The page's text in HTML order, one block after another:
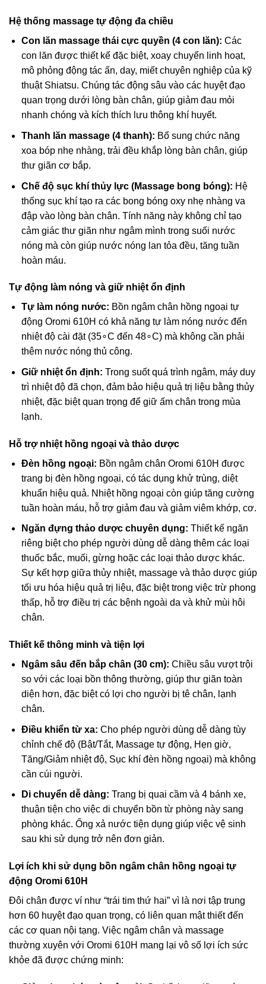
Hệ thống massage tự động đa chiều
Con lăn massage thái cực quyền (4 con lăn): Các
con lăn được thiết kế đặc biệt, xoay chuyển linh hoạt,
mô phỏng động tác ấn, day, miết chuyên nghiệp của kỹ
thuật Shiatsu. Chúng tác động sâu vào các huyệt đạo
quan trọng dưới lòng bàn chân, giúp giảm đau mỏi
nhanh chóng và kích thích lưu thông khí huyết.
Thanh lăn massage (4 thanh): Bổ sung chức năng
xoa bóp nhẹ nhàng, trải đều khắp lòng bàn chân, giúp
thư giãn cơ bắp.
Chế độ sục khí thủy lực (Massage bong bóng): Hệ
thống sục khí tạo ra các bong bóng oxy nhẹ nhàng va
đập vào lòng bàn chân. Tính năng này không chỉ tạo
cảm giác thư giãn như ngâm mình trong suối nước
nóng mà còn giúp nước nóng lan tỏa đều, tăng tuần
hoàn máu.
Tự động làm nóng và giữ nhiệt ổn định
Tự làm nóng nước: Bồn ngâm chân hồng ngoại tự
động Oromi 610H có khả năng tự làm nóng nước đến
nhiệt độ cài đặt (35∘C đến 48∘C) mà không cần phải
thêm nước nóng thủ công.
Giữ nhiệt ổn định: Trong suốt quá trình ngâm, máy duy
trì nhiệt độ đã chọn, đảm bảo hiệu quả trị liệu bằng thủy
nhiệt, đặc biệt quan trọng để giữ ấm chân trong mùa
lạnh.
Hỗ trợ nhiệt hồng ngoại và thảo dược
Đèn hồng ngoại: Bồn ngâm chân Oromi 610H được
trang bị đèn hồng ngoại, có tác dụng khử trùng, diệt
khuẩn hiệu quả. Nhiệt hồng ngoại còn giúp tăng cường
tuần hoàn máu, hỗ trợ giảm đau và giảm viêm khớp, cơ.
Ngăn đựng thảo dược chuyên dụng: Thiết kế ngăn
riêng biệt cho phép người dùng dễ dàng thêm các loại
thuốc bắc, muối, gừng hoặc các loại thảo dược khác.
Sự kết hợp giữa thủy nhiệt, massage và thảo dược giúp
tối ưu hóa hiệu quả trị liệu, đặc biệt trong việc trừ phong
thấp, hỗ trợ điều trị các bệnh ngoài da và khử mùi hôi
chân.
Thiết kế thông minh và tiện lợi
Ngâm sâu đến bắp chân (30 cm): Chiều sâu vượt trội
so với các loại bồn thông thường, giúp thư giãn toàn
diện hơn, đặc biệt có lợi cho người bị tê chân, lạnh
chân.
Điều khiển từ xa: Cho phép người dùng dễ dàng tùy
chỉnh chế độ (Bật/Tắt, Massage tự động, Hẹn giờ,
Tăng/Giảm nhiệt độ, Sục khí đèn hồng ngoại) mà không
cần cúi người.
Di chuyển dễ dàng: Trang bị quai cầm và 4 bánh xe,
thuận tiện cho việc di chuyển bồn từ phòng này sang
phòng khác. Ống xả nước tiện dụng giúp việc vệ sinh
sau khi sử dụng trở nên đơn giản.
Lợi ích khi sử dụng bồn ngâm chân hồng ngoại tự
động Oromi 610H
Đôi chân được ví như “trái tim thứ hai” vì là nơi tập trung
hơn 60 huyệt đạo quan trọng, có liên quan mật thiết đến
các cơ quan nội tạng. Việc ngâm chân và massage
thường xuyên với Oromi 610H mang lại vô số lợi ích sức
khỏe đã được chứng minh: